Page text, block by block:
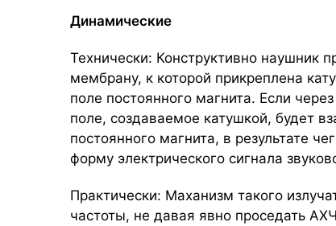
Динамические
Технически: Конструктивно наушник
мембрану, к которой прикреплена
поле постоянного магнита. Если
поле, создаваемое катушкой, будет
постоянного магнита, в результате
форму электрического сигнала
Практически: Маханизм такого
частоты, не давая явно проседать